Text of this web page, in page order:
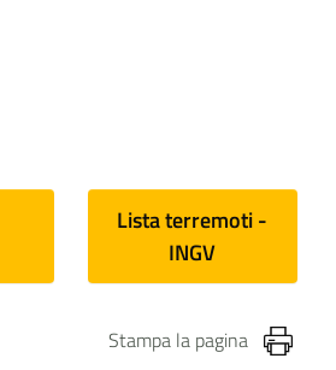
Lista terremoti -
INGV
Stampa la pagina